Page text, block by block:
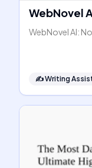
WebNovel
WebNovel AI:
✍️Writing